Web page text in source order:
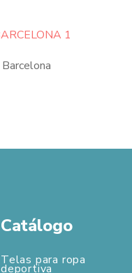
Barcelona
Catálogo
Telas para ropa
deportiva